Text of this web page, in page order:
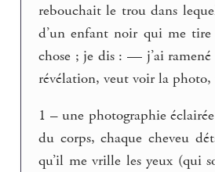
rebouchait le trou dans
d’un enfant noir qui me tire
chose ; je dis : — j’ai ramené
révélation, veut voir la photo,
1 – une photographie
du corps, chaque cheveu
qu’il me vrille les yeux (qui